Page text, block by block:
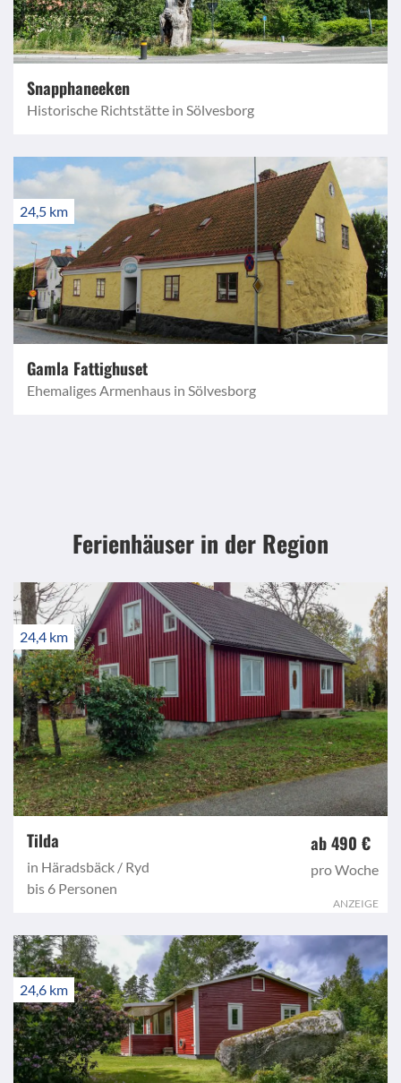
Snapphaneeken
Historische Richtstätte in Sölvesborg
24,5 km
Gamla Fattighuset
Ehemaliges Armenhaus in Sölvesborg
Ferienhäuser in der Region
24,4 km
Tilda
in Häradsbäck / Ryd
bis 6 Personen
ab 490 €
pro Woche
ANZEIGE
24,6 km